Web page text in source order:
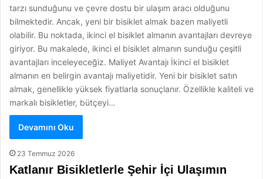
tarzı sunduğunu ve çevre dostu bir ulaşım aracı olduğunu
bilmektedir. Ancak, yeni bir bisiklet almak bazen maliyetli
olabilir. Bu noktada, ikinci el bisiklet almanın avantajları devreye
giriyor. Bu makalede, ikinci el bisiklet almanın sunduğu çeşitli
avantajları inceleyeceğiz. Maliyet Avantajı İkinci el bisiklet
almanın en belirgin avantajı maliyetidir. Yeni bir bisiklet satın
almak, genellikle yüksek fiyatlarla sonuçlanır. Özellikle kaliteli ve
markalı bisikletler, bütçeyi…
Devamını Oku
23 Temmuz 2026
Katlanır Bisikletlerle Şehir İçi Ulaşımın